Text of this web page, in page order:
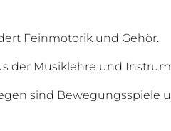
Feinmotorik und Gehör.
der Musiklehre und
sind Bewegungsspiele